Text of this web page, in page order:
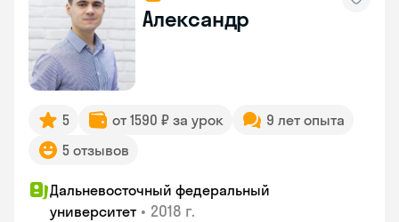
Александр
5 от 1590 ₽ за урок
9 лет опыта
5 отзывов
Дальневосточный федеральный
университет • 2018 г.